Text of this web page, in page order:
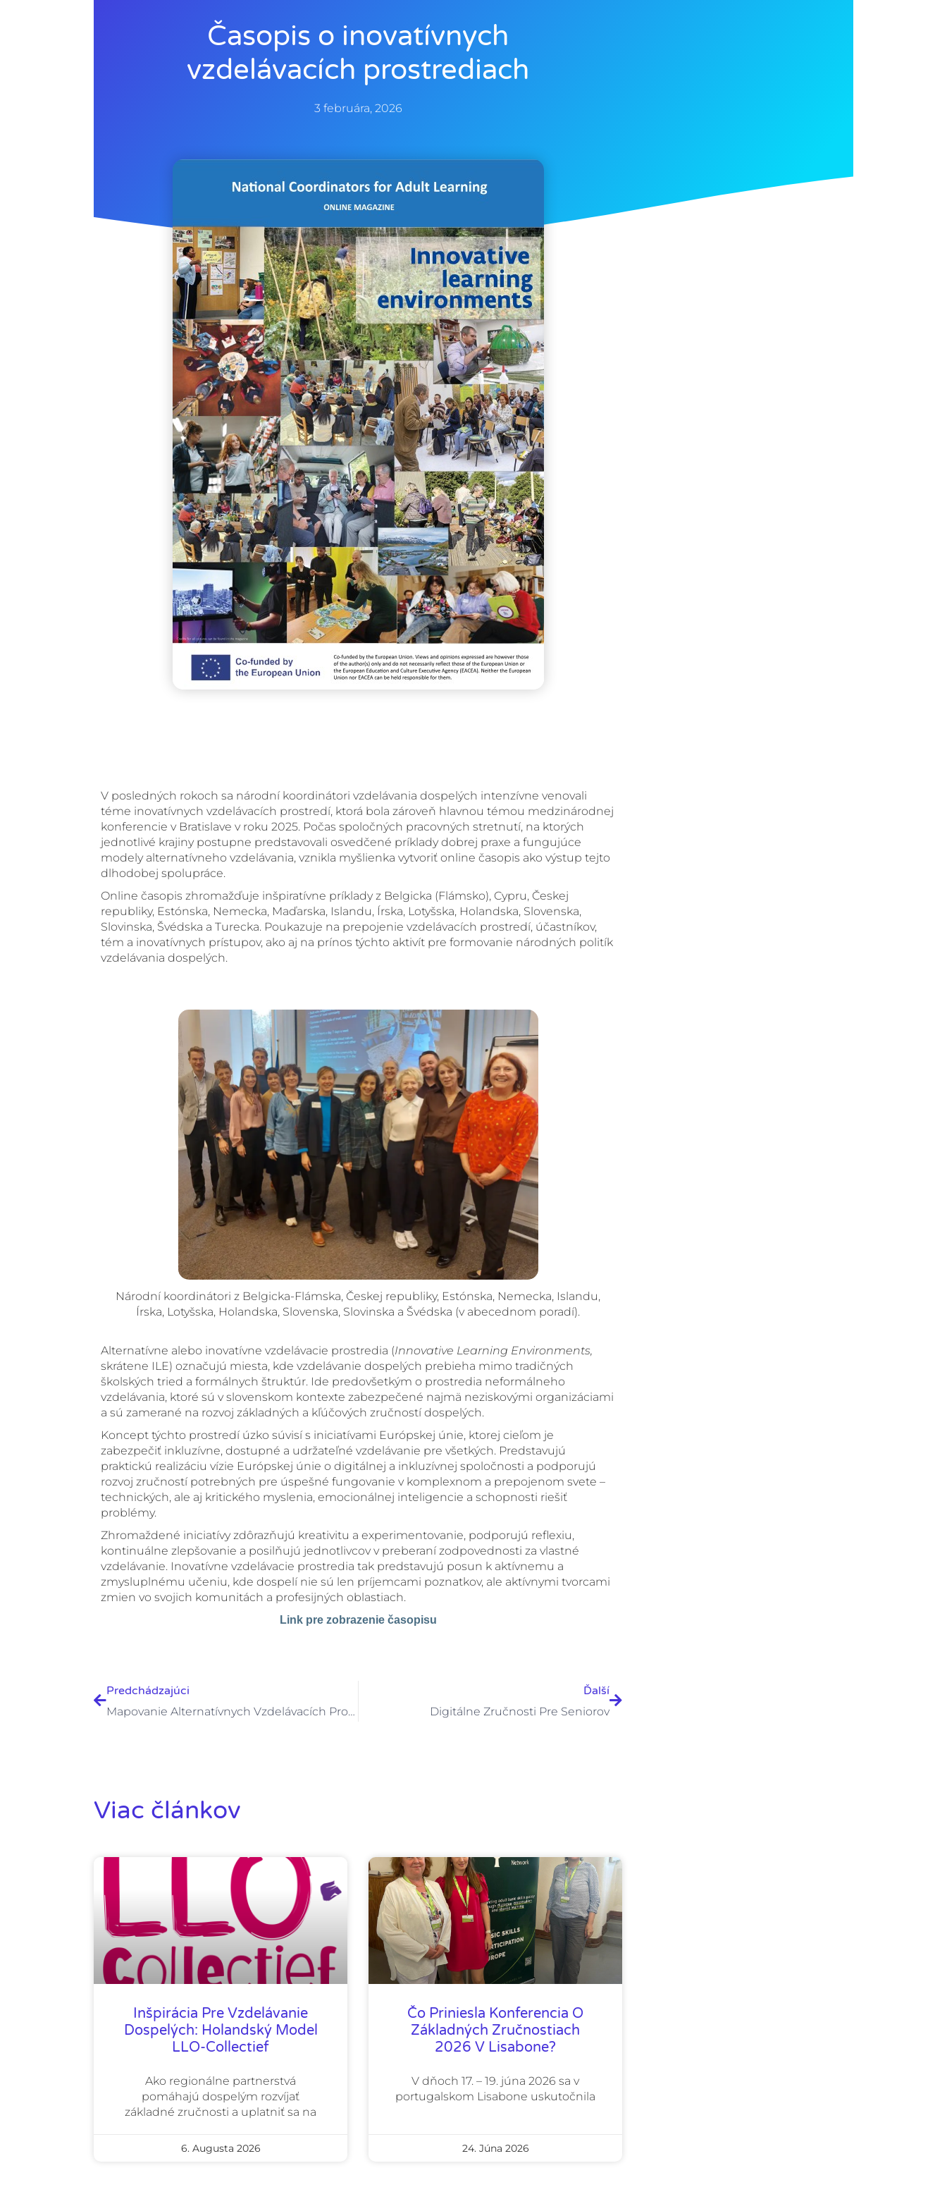
Časopis o inovatívnych
vzdelávacích prostrediach
3 februára, 2026
V posledných rokoch sa národní koordinátori vzdelávania dospelých intenzívne venovali
téme inovatívnych vzdelávacích prostredí, ktorá bola zároveň hlavnou témou medzinárodnej
konferencie v Bratislave v roku 2025. Počas spoločných pracovných stretnutí, na ktorých
jednotlivé krajiny postupne predstavovali osvedčené príklady dobrej praxe a fungujúce
modely alternatívneho vzdelávania, vznikla myšlienka vytvoriť online časopis ako výstup tejto
dlhodobej spolupráce.
Online časopis zhromažďuje inšpiratívne príklady z Belgicka (Flámsko), Cypru, Českej
republiky, Estónska, Nemecka, Maďarska, Islandu, Írska, Lotyšska, Holandska, Slovenska,
Slovinska, Švédska a Turecka. Poukazuje na prepojenie vzdelávacích prostredí, účastníkov,
tém a inovatívnych prístupov, ako aj na prínos týchto aktivít pre formovanie národných politík
vzdelávania dospelých.
Národní koordinátori z Belgicka-Flámska, Českej republiky, Estónska, Nemecka, Islandu,
Írska, Lotyšska, Holandska, Slovenska, Slovinska a Švédska (v abecednom poradí).
Alternatívne alebo inovatívne vzdelávacie prostredia (Innovative Learning Environments,
skrátene ILE) označujú miesta, kde vzdelávanie dospelých prebieha mimo tradičných
školských tried a formálnych štruktúr. Ide predovšetkým o prostredia neformálneho
vzdelávania, ktoré sú v slovenskom kontexte zabezpečené najmä neziskovými organizáciami
a sú zamerané na rozvoj základných a kľúčových zručností dospelých.
Koncept týchto prostredí úzko súvisí s iniciatívami Európskej únie, ktorej cieľom je
zabezpečiť inkluzívne, dostupné a udržateľné vzdelávanie pre všetkých. Predstavujú
praktickú realizáciu vízie Európskej únie o digitálnej a inkluzívnej spoločnosti a podporujú
rozvoj zručností potrebných pre úspešné fungovanie v komplexnom a prepojenom svete –
technických, ale aj kritického myslenia, emocionálnej inteligencie a schopnosti riešiť
problémy.
Zhromaždené iniciatívy zdôrazňujú kreativitu a experimentovanie, podporujú reflexiu,
kontinuálne zlepšovanie a posilňujú jednotlivcov v preberaní zodpovednosti za vlastné
vzdelávanie. Inovatívne vzdelávacie prostredia tak predstavujú posun k aktívnemu a
zmysluplnému učeniu, kde dospelí nie sú len príjemcami poznatkov, ale aktívnymi tvorcami
zmien vo svojich komunitách a profesijných oblastiach.
Link pre zobrazenie časopisu
Predchádzajúci
Mapovanie Alternatívnych Vzdelávacích Prostredí: Od Databázy K Príkladom Dobrej Praxe
Ďalší
Digitálne Zručnosti Pre Seniorov
Viac článkov
Inšpirácia Pre Vzdelávanie
Dospelých: Holandský Model
LLO-Collectief
Ako regionálne partnerstvá
pomáhajú dospelým rozvíjať
základné zručnosti a uplatniť sa na
6. Augusta 2026
Čo Priniesla Konferencia O
Základných Zručnostiach
2026 V Lisabone?
V dňoch 17. – 19. júna 2026 sa v
portugalskom Lisabone uskutočnila
24. Júna 2026